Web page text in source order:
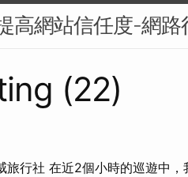
高網站信任度-網路
(22)
行社 在近2個小時的巡遊中，